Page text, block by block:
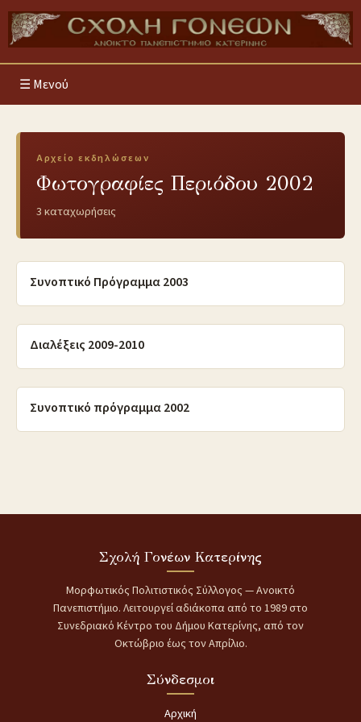
Μενού
Αρχείο εκδηλώσεων
Φωτογραφίες Περιόδου 2002
3 καταχωρήσεις
20/9/2010
Συνοπτικό Πρόγραμμα 2003
20/9/2010
Διαλέξεις 2009-2010
5/8/2010
Συνοπτικό πρόγραμμα 2002
Σχολή Γονέων Κατερίνης
Μορφωτικός Πολιτιστικός Σύλλογος — Ανοικτό
Πανεπιστήμιο. Λειτουργεί αδιάκοπα από το 1989 στο
Συνεδριακό Κέντρο του Δήμου Κατερίνης, από τον
Οκτώβριο έως τον Απρίλιο.
Σύνδεσμοι
Αρχική